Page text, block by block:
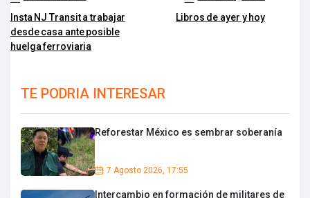
Insta NJ Transit a trabajar
desde casa ante posible
huelga ferroviaria
Libros de ayer y hoy
TE PODRIA INTERESAR
Reforestar México es sembrar soberanía
7 Agosto 2026, 17:55
Intercambio en formación de militares de